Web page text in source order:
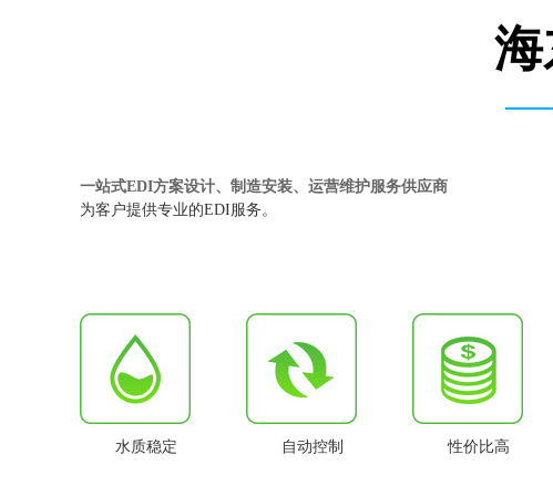
一站式EDI方案设计、制造安装、运营维护服务供应商
为客户提供专业的EDI服务。
水质稳定 自动控制 性价比高